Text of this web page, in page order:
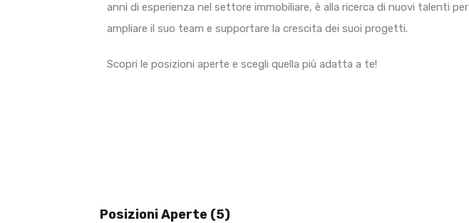
anni di esperienza nel settore immobiliare, è alla ricerca di nuovi talenti per
ampliare il suo team e supportare la crescita dei suoi progetti.
Scopri le posizioni aperte e scegli quella più adatta a te!
Posizioni Aperte (5)